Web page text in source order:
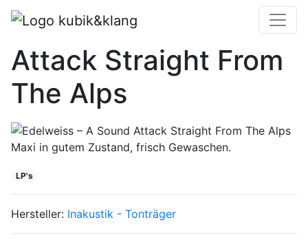
Edelweiss – A Sound
Attack Straight From
The Alps
Maxi in gutem Zustand, frisch Gewaschen.
LP's
Hersteller: Inakustik - Tonträger